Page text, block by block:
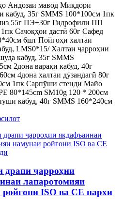
Андозаи мавод Миқдори
кабуд, 35г SMMS 100*100см 1пк
55г ПЭ+30г Гидрофили ПП
Сачоқҳои дастӣ 60г Сафед
6шт Пойгоҳи халтаи
LMS0*15/ Халтаи ҷарроҳии
кабуд, 35г SMMS
2дона варақи кабуд, 40г
4дона халтаи дӯзандагӣ 80г
1пк Сарпӯши стенди Майо
80*145cm SM10g 120 * 200см
кабуд, 40г SMMS 160*240см
драпи ҷарроҳии
лапаротомияи
ISO ва CE нархи